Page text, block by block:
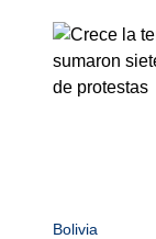
Bolivia